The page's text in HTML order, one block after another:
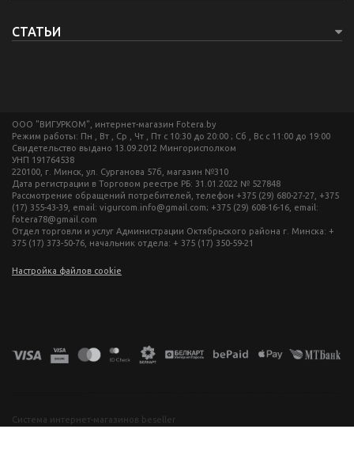
СТАТЬИ
ООО "ВИГУРКОМ", интернет-магазин Fotera.by
Режим работы: Пн , Вт , Ср , Чт , Пт c 10:30 до 20:00 ; Сб , Вс c 11:00 до 19:00
Свидетельство выдано 13.09.2012 Мингорисполком
УНП 191764538
220100, г. Минск, ул. Сурганова 57б, магазин №310
Дата регистрации в Торговом реестре РБ: 31.01.2022 № 527848
Рассмотрение обращений потребителей, телефон +375 (29) 680-27-27, +375
(17) 355-43-39, email: vigurcom.info@gmail.com; +375 (29) 608-16-16, email:
fotera78@gmail.com
Отдел торговли и услуг Администрации Октябрьского района г. Минска: +
375 (17) 373-50-76, начальник отдела: + 375 (17) 350-59-21
Настройка файлов cookie
Система интернет-магазинов beseller